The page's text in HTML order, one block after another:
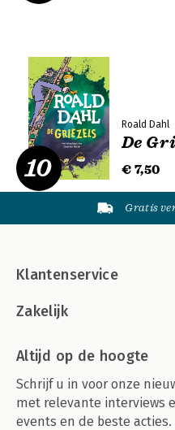
10
Roald Dahl
De
€ 7,50
Gratis
Klantenservice
Zakelijk
Altijd op de hoogte
Schrijf u in voor onze
met relevante interviews
events en de beste acties.